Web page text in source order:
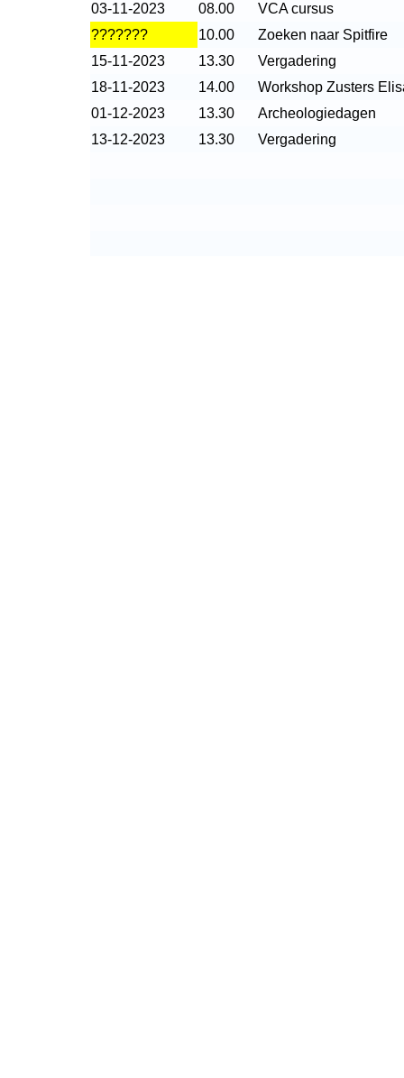
03-11-2023 08.00
VCA cursus
???????
10.00
Zoeken naar Spitfire
15-11-2023 13.30
Vergadering
18-11-2023 14.00
Workshop Zusters
01-12-2023 13.30
Archeologiedagen
13-12-2023 13.30 Vergadering